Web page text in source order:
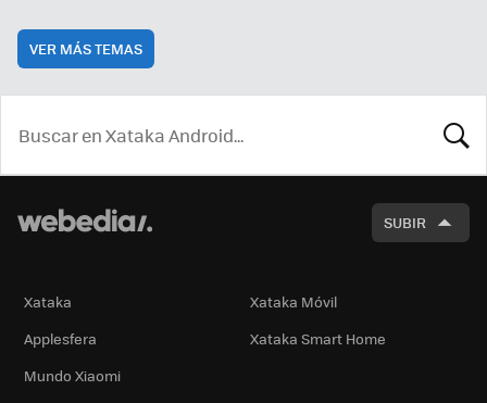
VER MÁS TEMAS
SUBIR
Xataka
Xataka Móvil
Applesfera
Xataka Smart Home
Mundo Xiaomi